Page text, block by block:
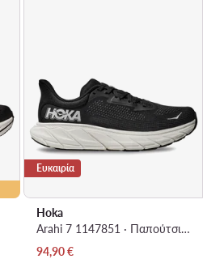
Ευκαιρία
Hoka
Arahi 7 1147851 · Παπούτσια για Τρέξιμο
Τρέχουσα τιμή
94,90€